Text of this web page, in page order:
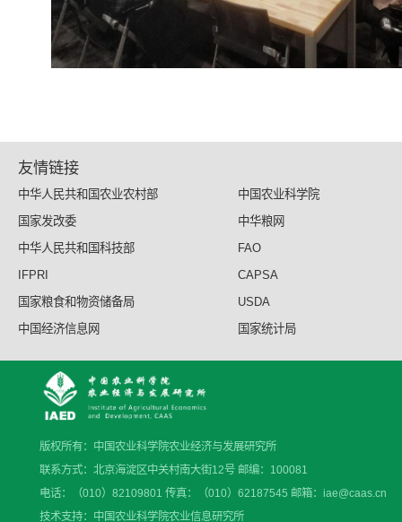
友情链接
中华人民共和国农业农村部
中国农业科学院
国家发改委
中华粮网
中华人民共和国科技部
FAO
IFPRI
CAPSA
国家粮食和物资储备局
USDA
中国经济信息网
国家统计局
版权所有：中国农业科学院农业经济与发展研究所
联系方式：北京海淀区中关村南大街12号 邮编：100081
电话：（010）82109801 传真：（010）62187545 邮箱：iae@caas.cn
技术支持：中国农业科学院农业信息研究所